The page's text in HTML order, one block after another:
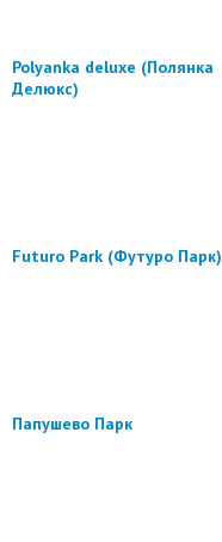
Polyanka deluxe (Полянка
Делюкс)
Futuro Park (Футуро Парк)
Папушево Парк